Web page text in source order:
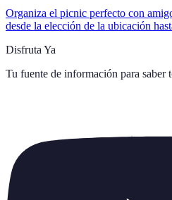
Organiza el picnic perfecto con
desde la elección de la ubicación
Disfruta Ya
Tu fuente de información para saber